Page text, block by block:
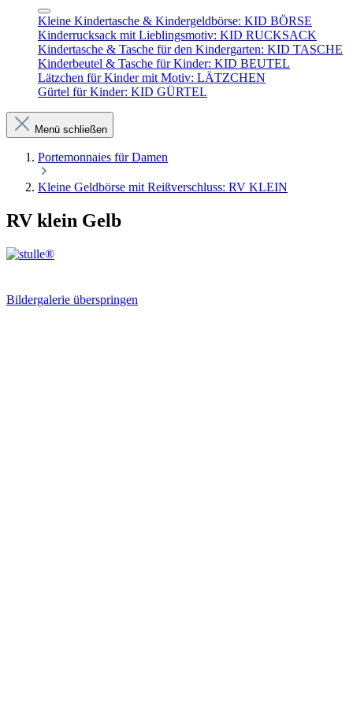
Kleine Kindertasche & Kindergeldbörse: KID BÖRSE
Kinderrucksack mit Lieblingsmotiv: KID RUCKSACK
Kindertasche & Tasche für den Kindergarten: KID TASCHE
Kinderbeutel & Tasche für Kinder: KID BEUTEL
Lätzchen für Kinder mit Motiv: LÄTZCHEN
Gürtel für Kinder: KID GÜRTEL
Menü schließen
Portemonnaies für Damen
Kleine Geldbörse mit Reißverschluss: RV KLEIN
RV klein Gelb
Bildergalerie überspringen